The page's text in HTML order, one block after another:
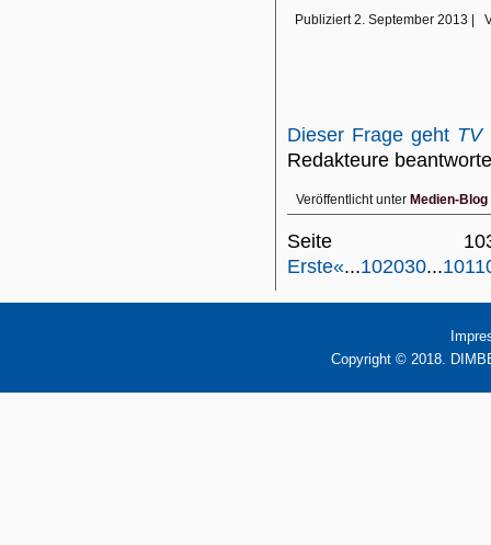
Publiziert 2. September 2013
Dieser Frage geht TV
Redakteure
Veröffentlicht unter Medien-Blog
Seite
Erste«...102030...101
Copyright © 2018.